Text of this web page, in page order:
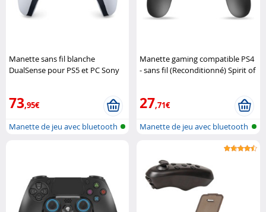
Manette sans fil blanche
DualSense pour PS5 et PC Sony
73,95€
Manette de jeu avec bluetooth
Manette gaming compatible PS4
- sans fil (Reconditionné) Spirit of
27,71€
Manette de jeu avec bluetooth